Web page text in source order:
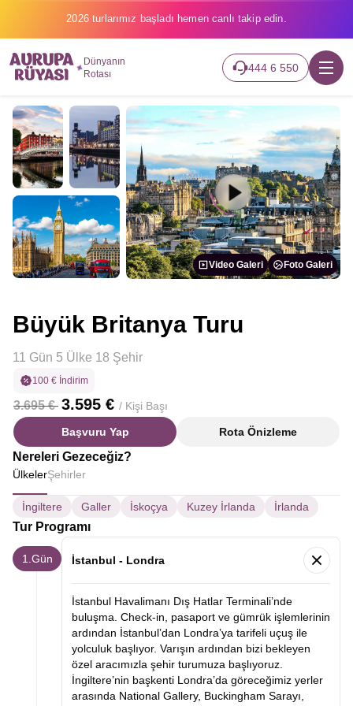
2026 turlarımız başladı hemen canlı takip edin.
Dünyanın
Rotası
444 6 550
Video Galeri Foto Galeri
Büyük Britanya Turu
11 Gün 5 Ülke 18 Şehir
100 € İndirim
3.695 € 3.595 € / Kişi Başı
Başvuru Yap Rota Önizleme
Nereleri Gezeceğiz?
ÜlkelerŞehirler
İngiltere Galler İskoçya Kuzey İrlanda İrlanda
Tur Programı
1.Gün İstanbul - Londra
İstanbul Havalimanı Dış Hatlar Terminali’nde
buluşma. Check-in, pasaport ve gümrük işlemlerinin
ardından İstanbul’dan Londra’ya tarifeli uçuş ile
yolculuk başlıyor. Varışın ardından bizi bekleyen
özel aracımızla şehir turumuza başlıyoruz.
İngiltere’nin başkenti Londra’da göreceğimiz yerler
arasında National Gallery, Buckingham Sarayı,